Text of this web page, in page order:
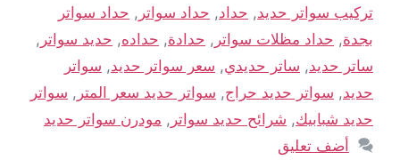
تركيب سواتر حديد, حداد, حداد سواتر , حداد سواتر
بجدة, حداد مظلات سواتر , حدادة, حداده, حديد سواتر ,
ساتر حديد, ساتر حديدي, سعر سواتر حديد, سواتر
حديد, سواتر حديد حراج, سواتر حديد سعر المتر , سواتر
حديد شبابيك, شرائح حديد سواتر , مودرن سواتر حديد
أضف تعليق